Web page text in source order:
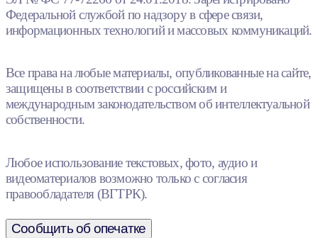
Федеральной службой по надзору в сфере связи,
информационных технологий и массовых коммуникаций.
Все права на любые материалы, опубликованные на сайте,
защищены в соответствии с российским и
международным законодательством об интеллектуальной
собственности.
Любое использование текстовых, фото, аудио и
видеоматериалов возможно только с согласия
правообладателя (ВГТРК).
Сообщить об опечатке